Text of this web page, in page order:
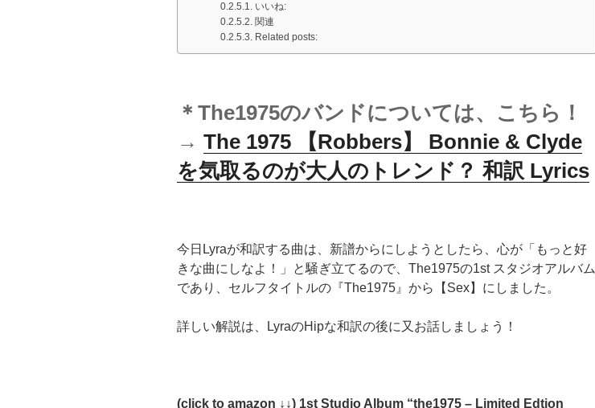
いいね:
関連
Related posts:
＊The1975のバンドについては、こちら！
→ The 1975 【Robbers】 Bonnie & Clyde
を気取るのが大人のトレンド？ 和訳 Lyrics
今日Lyraが和訳する曲は、新譜からにしようとしたら、心が「もっと好
きな曲にしなよ！」と騒ぎ立てるので、The1975の1st スタジオアルバム
であり、セルフタイトルの『The1975』から【Sex】にしました。
詳しい解説は、LyraのHipな和訳の後に又お話しましょう！
(click to amazon ↓↓) 1st Studio Album “the1975 – Limited Edtion